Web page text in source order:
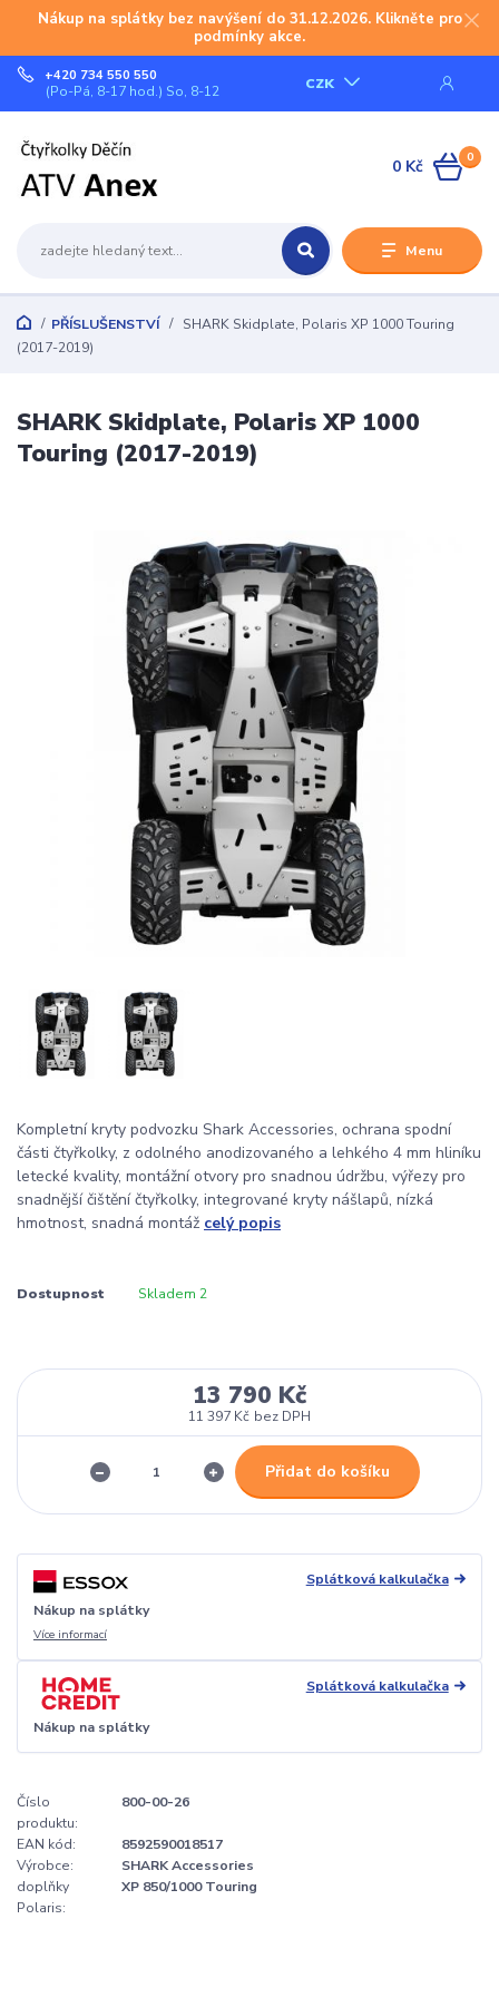
Nákup na splátky bez navýšení do 31.12.2026. Klikněte pro
podmínky akce.
Menu
CZK
+420 734 550 550
(Po-Pá, 8-17 hod.) So, 8-12
0
0 Kč
PŘÍSLUŠENSTVÍ
SHARK Skidplate, Polaris XP 1000 Touring
(2017-2019)
SHARK Skidplate, Polaris XP 1000
Touring (2017-2019)
Kompletní kryty podvozku Shark Accessories, ochrana spodní
části čtyřkolky, z odolného anodizovaného a lehkého 4 mm hliníku
letecké kvality, montážní otvory pro snadnou údržbu, výřezy pro
snadnější čištění čtyřkolky, integrované kryty nášlapů, nízká
hmotnost, snadná montáž celý popis
Dostupnost Skladem 2
13 790 Kč
11 397 Kč bez DPH
Přidat do košíku
Splátková kalkulačka
Nákup na splátky
Více informací
Splátková kalkulačka
Nákup na splátky
Číslo
produktu:
800-00-26
EAN kód:
8592590018517
Výrobce:
SHARK Accessories
doplňky
Polaris:
XP 850/1000 Touring